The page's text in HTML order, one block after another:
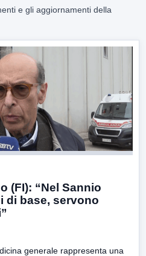
e gli aggiornamenti della
(FI): “Nel Sannio
di base, servono
generale rappresenta una